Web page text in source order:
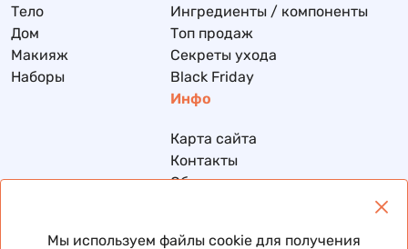
Тело
Дом
Макияж
Наборы
Ингредиенты / компоненты
Топ продаж
Секреты ухода
Black Friday
Инфо
Карта сайта
Контакты
Обмен и возврат
Мы используем файлы cookie для получения